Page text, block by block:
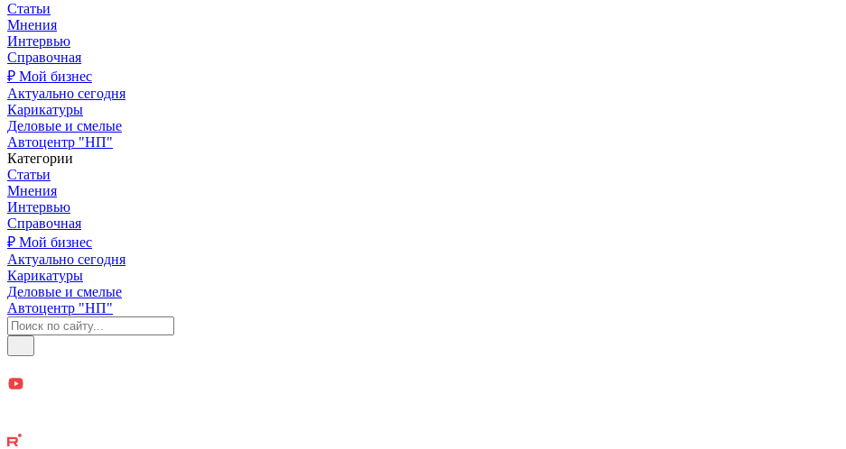
Статьи
Мнения
Интервью
Справочная
₽ Мой бизнес
Актуально сегодня
Карикатуры
Деловые и смелые
Автоцентр "НП"
Категории
Статьи
Мнения
Интервью
Справочная
₽ Мой бизнес
Актуально сегодня
Карикатуры
Деловые и смелые
Автоцентр "НП"